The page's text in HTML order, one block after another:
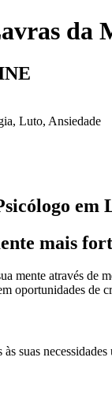
da
mais
mente através de
oportunidades de
suas necessidades